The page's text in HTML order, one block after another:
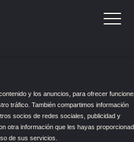
y los anuncios, para ofrecer
tráfico. También compartimos información
socios de redes sociales, publicidad y
otra información que les hayas
de sus servicios.